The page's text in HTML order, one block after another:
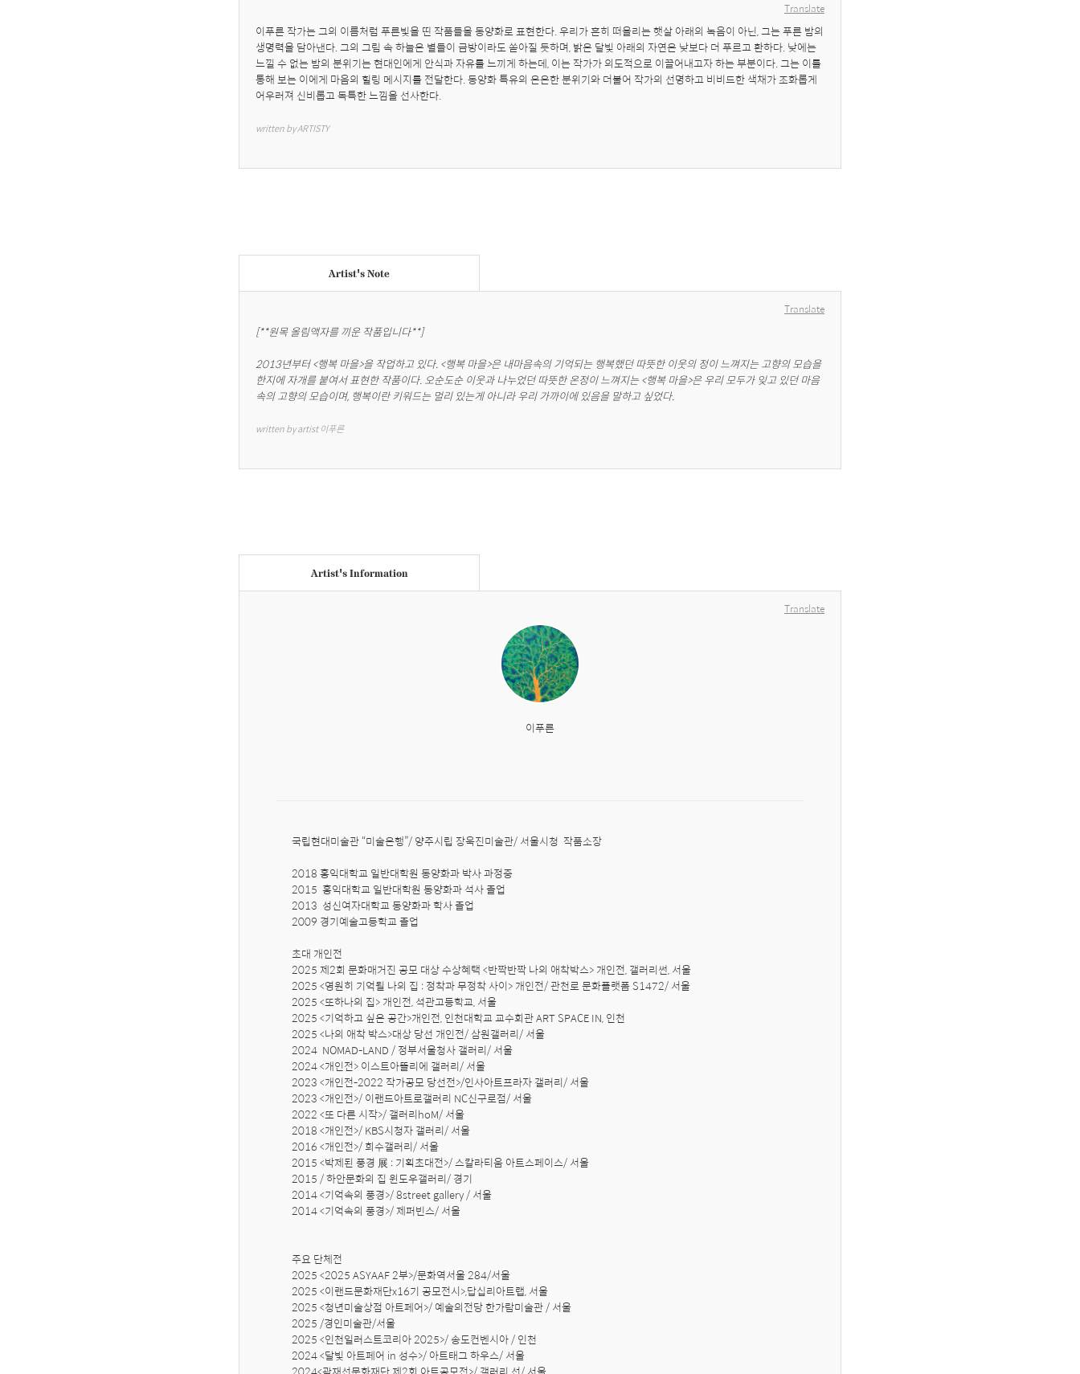
Translate
이푸른 작가는 그의 이름처럼 푸른빛을 띤 작품들을 동양화로 표현한다. 우리가 흔히 떠올리는 햇살 아래의 녹음이 아닌, 그는 푸른 밤의
생명력을 담아낸다. 그의 그림 속 하늘은 별들이 금방이라도 쏟아질 듯하며, 밝은 달빛 아래의 자연은 낮보다 더 푸르고 환하다. 낮에는
느낄 수 없는 밤의 분위기는 현대인에게 안식과 자유를 느끼게 하는데, 이는 작가가 의도적으로 이끌어내고자 하는 부분이다. 그는 이를
통해 보는 이에게 마음의 힐링 메시지를 전달한다. 동양화 특유의 은은한 분위기와 더불어 작가의 선명하고 비비드한 색채가 조화롭게
어우러져 신비롭고 독특한 느낌을 선사한다.
written by ARTISTY
Artist's Note
Translate
[**원목 올림액자를 끼운 작품입니다**]
2013년부터 <행복 마을>을 작업하고 있다. <행복 마을>은 내마음속의 기억되는 행복했던 따뜻한 이웃의 정이 느껴지는 고향의 모습을
한지에 자개를 붙여서 표현한 작품이다. 오순도순 이웃과 나누었던 따뜻한 온정이 느껴지는 <행복 마을>은 우리 모두가 잊고 있던 마음
속의 고향의 모습이며, 행복이란 키워드는 멀리 있는게 아니라 우리 가까이에 있음을 말하고 싶었다.
written by artist 이푸른
Artist's Information
Translate
이푸른
국립현대미술관 “미술은행”/ 양주시립 장욱진미술관/ 서울시청  작품소장
2018 홍익대학교 일반대학원 동양화과 박사 과정중
2015  홍익대학교 일반대학원 동양화과 석사 졸업
2013  성신여자대학교 동양화과 학사 졸업
2009 경기예술고등학교 졸업
초대 개인전
2025 제2회 문화매거진 공모 대상 수상혜택 <반짝반짝 나의 애착박스> 개인전, 갤러리썬, 서울
2025 <영원히 기억될 나의 집 : 정착과 무정착 사이> 개인전/ 관천로 문화플랫폼 S1472/ 서울
2025 <또하나의 집> 개인전, 석관고등학교, 서울
2025 <기억하고 싶은 공간>개인전, 인천대학교 교수회관 ART SPACE IN, 인천
2025 <나의 애착 박스>대상 당선 개인전/ 삼원갤러리/ 서울
2024  NOMAD-LAND / 정부서울청사 갤러리/ 서울
2024 <개인전> 이스트아뜰리에 갤러리/ 서울
2023 <개인전-2022 작가공모 당선전>/인사아트프라자 갤러리/ 서울
2023 <개인전>/ 이랜드아트로갤러리 NC신구로점/ 서울
2022 <또 다른 시작>/ 갤러리hoM/ 서울
2018 <개인전>/ KBS시청자 갤러리/ 서울
2016 <개인전>/ 희수갤러리/ 서울
2015 <박제된 풍경 展 : 기획초대전>/ 스칼라티움 아트스페이스/ 서울
2015 / 하안문화의 집 윈도우갤러리/ 경기
2014 <기억속의 풍경>/ 8street gallery / 서울
2014 <기억속의 풍경>/ 제퍼빈스/ 서울
주요 단체전
2025 <2025 ASYAAF 2부>/문화역서울 284/서울
2025 <이랜드문화재단x16기 공모전시>,답십리아트랩, 서울
2025 <청년미술상점 아트페어>/ 예술의전당 한가람미술관 / 서울
2025 /경인미술관/서울
2025 <인천일러스트코리아 2025>/ 송도컨벤시아 / 인천
2024 <달빛 아트페어 in 성수>/ 아트태그 하우스/ 서울